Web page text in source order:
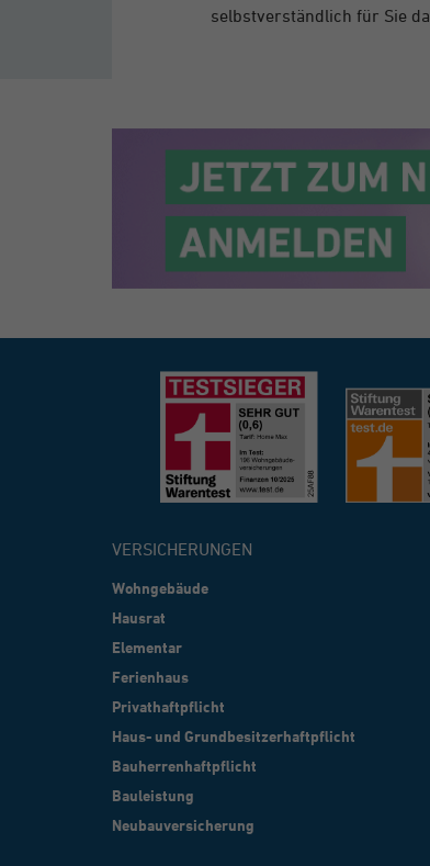
selbstverständlich für Sie da.
VERSICHERUNGEN
Wohngebäude
Hausrat
Elementar
Ferienhaus
Privathaftpflicht
Haus- und Grundbesitzerhaftpflicht
Bauherrenhaftpflicht
Bauleistung
Neubauversicherung